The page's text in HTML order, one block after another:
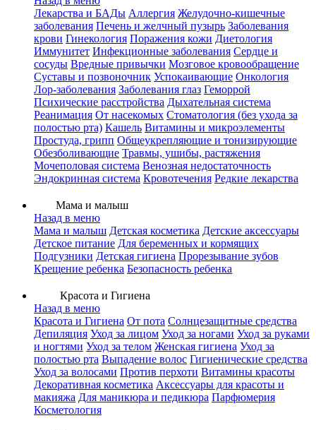
Лекарства и БАДы Аллергия Желудочно-кишечные
заболевания Печень и желчный пузырь Заболевания
крови Гинекология Поражения кожи Диетология
Иммунитет Инфекционные заболевания Сердце и
сосуды Вредные привычки Мозговое кровообращение
Суставы и позвоночник Успокаивающие Онкология
Лор-заболевания Заболевания глаз Геморрой
Психические расстройства Дыхательная система
Реанимация От насекомых Стоматология (без ухода за
полостью рта) Кашель Витамины и микроэлементы
Простуда, грипп Общеукрепляющие и тонизирующие
Обезболивающие Травмы, ушибы, растяжения
Мочеполовая система Венозная недостаточность
Эндокринная система Кровотечения Редкие лекарства
Мама и малыш
Назад в меню
Мама и малыш Детская косметика Детские аксессуары
Детское питание Для беременных и кормящих
Подгузники Детская гигиена Прорезывание зубов
Крещение ребенка Безопасность ребенка
Красота и Гигиена
Назад в меню
Красота и Гигиена От пота Солнцезащитные средства
Депиляция Уход за лицом Уход за ногами Уход за руками
и ногтями Уход за телом Женская гигиена Уход за
полостью рта Выпадение волос Гигиенические средства
Уход за волосами Против перхоти Витамины красоты
Декоративная косметика Аксессуары для красоты и
макияжа Для маникюра и педикюра Парфюмерия
Косметология